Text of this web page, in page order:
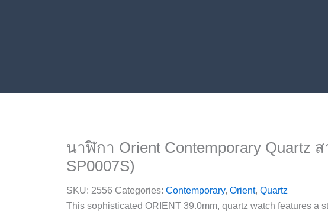
นาฬิกา Orient Contemporary Quartz
SP0007S)
SKU: 2556 Categories: Contemporary, Orient, Quartz
This sophisticated ORIENT 39.0mm, quartz watch features a